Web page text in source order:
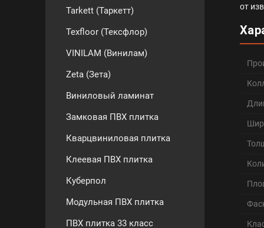
Tarkett (Таркетт)
Texfloor (Тексфлор)
VINILAM (Винилам)
Zeta (Зета)
Виниловый ламинат
Замковая ПВХ плитка
Кварцвиниловая плитка
Клеевая ПВХ плитка
Куберпол
Модульная ПВХ плитка
ПВХ плитка 33 класс
от